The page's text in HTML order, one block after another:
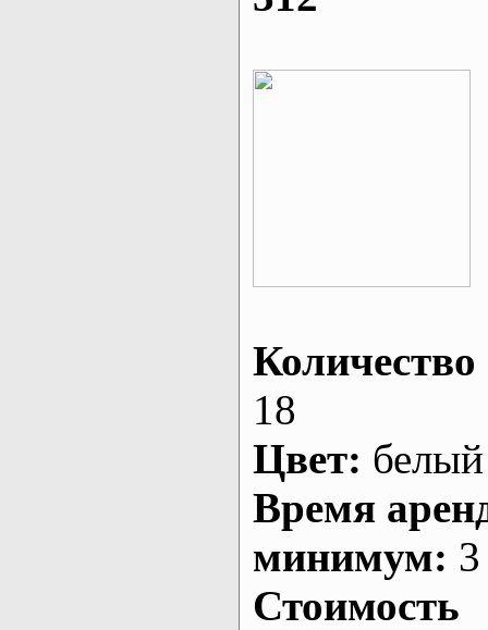
Количество
18
Цвет: белый
Время
минимум:
Стоимость